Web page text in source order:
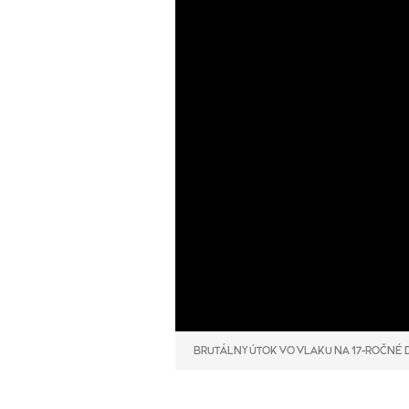
BRUTÁLNY ÚTOK VO VLAKU NA 17-ROČNÉ